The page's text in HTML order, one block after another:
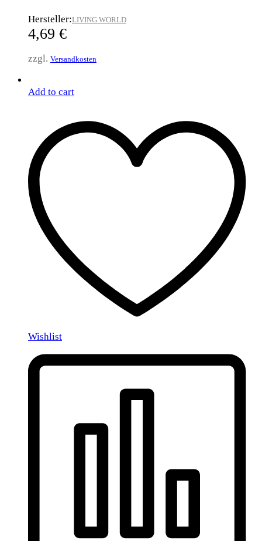
Hersteller:LIVING WORLD
4,69 €
zzgl. Versandkosten
Add to cart
Wishlist